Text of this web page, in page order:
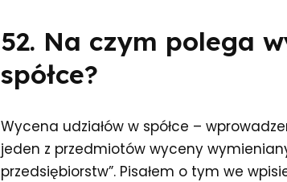
52. Na czym polega
spółce?
Wycena udziałów w spółce –
jeden z przedmiotów wyceny
przedsiębiorstw”. Pisałem o tym we